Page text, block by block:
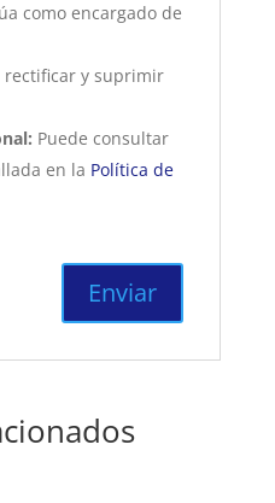
como encargado de
rectificar y suprimir
Puede consultar
en la Política de